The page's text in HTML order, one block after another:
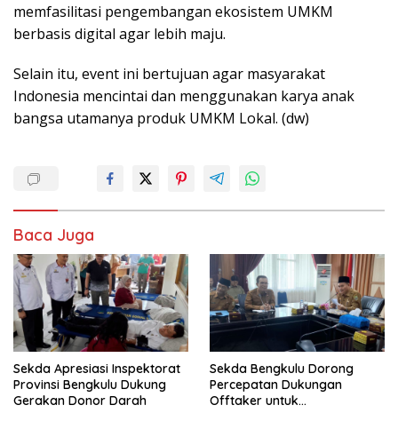
memfasilitasi pengembangan ekosistem UMKM
berbasis digital agar lebih maju.
Selain itu, event ini bertujuan agar masyarakat
Indonesia mencintai dan menggunakan karya anak
bangsa utamanya produk UMKM Lokal. (dw)
Baca Juga
Sekda Apresiasi Inspektorat
Provinsi Bengkulu Dukung
Gerakan Donor Darah
Sekda Bengkulu Dorong
Percepatan Dukungan
Offtaker untuk